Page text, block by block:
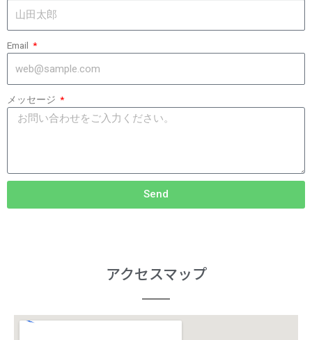
Email
メッセージ
Send
アクセスマップ